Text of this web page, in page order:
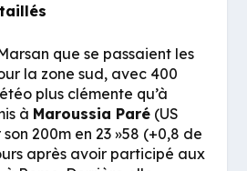
que se passaient les
la zone sud, avec 400
plus clémente qu’à
à Maroussia Paré (US
200m en 23 »58 (+0,8 de
après avoir participé aux